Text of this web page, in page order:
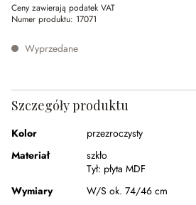
Ceny zawierają podatek VAT
Numer produktu: 17071
Wyprzedane
Szczegóły produktu
Kolor
przezroczysty
Materiał
szkło
Tył: płyta MDF
Wymiary
W/S ok. 74/46 cm